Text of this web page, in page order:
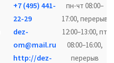
+7 (495) 441-
22-29
dez-
om@mail.ru
http://dez-
пн-чт 08:00–
17:00, перерыв
12:00–13:00, пт
08:00–16:00,
перерыв